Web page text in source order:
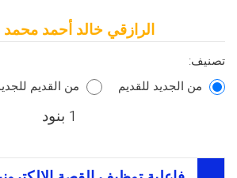
الرازقي خالد أحمد
تصنيف:
من الجديد للقديم
من القديم
1 بنود